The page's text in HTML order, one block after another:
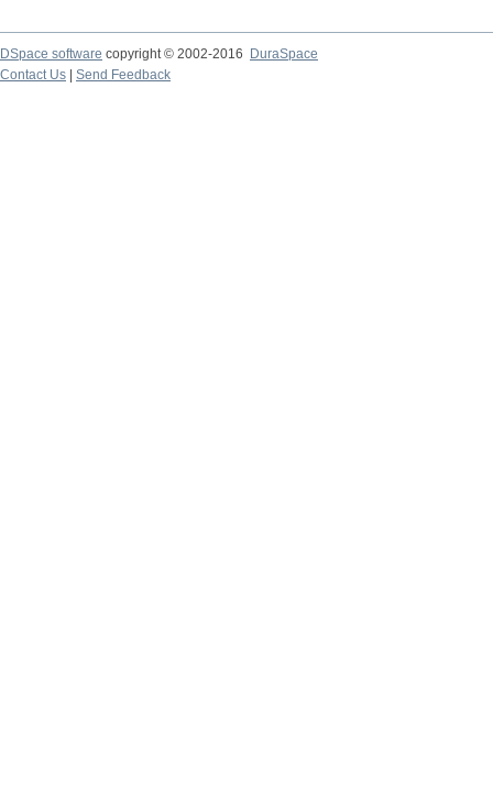
DSpace software copyright © 2002-2016
DuraSpace
Contact Us
Send Feedback